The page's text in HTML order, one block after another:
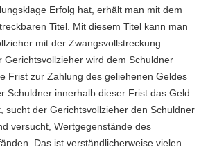
Erfolg hat, erhält man mit dem
Titel. Mit diesem Titel kann man
mit der Zwangsvollstreckung
Gerichtsvollzieher wird dem Schuldner
Frist zur Zahlung des geliehenen Geldes
Schuldner innerhalb dieser Frist das Geld
sucht der Gerichtsvollzieher den Schuldner
versucht, Wertgegenstände des
Das ist verständlicherweise vielen